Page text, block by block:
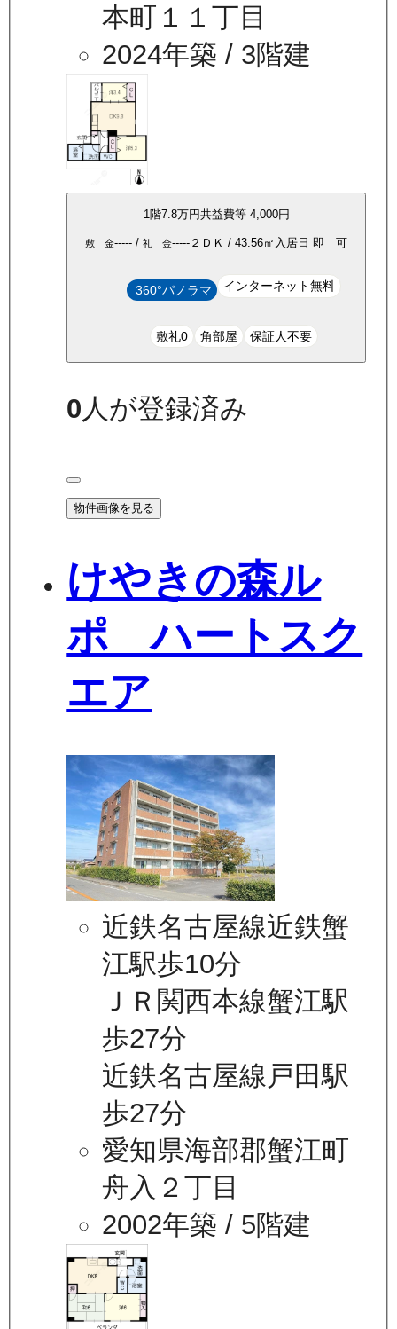
本町１１丁目
2024年築 / 3階建
1階7.8万円共益費等 4,000円
敷 金----- / 礼 金----- ２ＤＫ / 43.56㎡ 入居日 即 可
360°パノラマ インターネット無料
敷礼0 角部屋 保証人不要
0 人が登録済み
物件画像を見る
けやきの森ル
ポ ハートスク
エア
近鉄名古屋線近鉄蟹
江駅歩10分
ＪＲ関西本線蟹江駅
歩27分
近鉄名古屋線戸田駅
歩27分
愛知県海部郡蟹江町
舟入２丁目
2002年築 / 5階建